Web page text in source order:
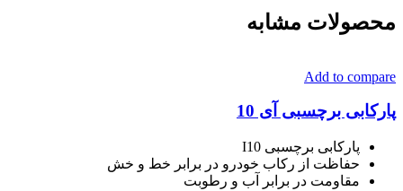
محصولات مشابه
Add to compare
پارکابی برچسبی آی 10
پارکابی برچسبی I10
حفاظت از رکاب خودرو در برابر خط و خش
مقاومت در برابر آب و رطوبت